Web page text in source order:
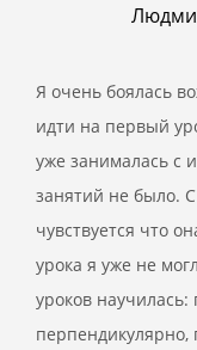
Я очень боялась
идти на первый
уже занималась с
занятий не было.
чувствуется что
урока я уже не
уроков научилась:
перпендикулярно,